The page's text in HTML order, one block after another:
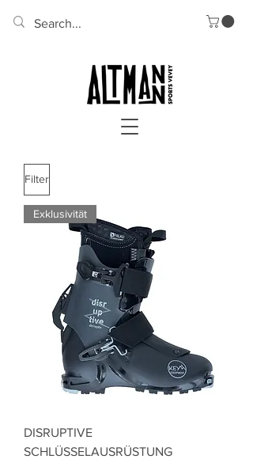
Filter
Exklusivität
DISRUPTIVE
SCHLÜSSELAUSRÜSTUNG